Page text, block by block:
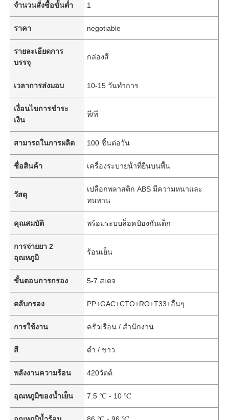
จำนวนสั่งซื้อขั้นต่ำ 1
ราคา negotiable
รายละเอียดการ
บรรจุ
กล่องสี
เวลาการส่งมอบ 10-15 วันทำการ
เงื่อนไขการชำระ
เงิน
ที/ที
สามารถในการผลิต 100 ชิ้นต่อวัน
ชื่อสินค้า เครื่องระบายน้ําที่ยืนบนพื้น
วัสดุ
เปลือกพลาสติก ABS มีความหนาและ
ทนทาน
คุณสมบัติ พร้อมระบบล็อคป้องกันเด็ก
การจ่ายยา 2
อุณหภูมิ
ร้อนเย็น
ขั้นตอนการกรอง 5-7 สเตจ
ตลับกรอง PP+GAC+CTO+RO+T33+อื่นๆ
การใช้งาน ครัวเรือน / สำนักงาน
สี ดำ / ขาว
พลังงานความร้อน 420วัตต์
อุณหภูมิของน้ำเย็น 7.5 ℃ - 10 ℃